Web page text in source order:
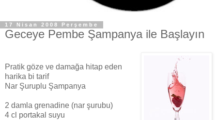
17 Nisan 2008 Perşembe
Geceye Pembe Şampanya ile Başlayın
Pratik göze ve damağa hitap eden
harika bi tarif
Nar Şuruplu Şampanya
2 damla grenadine (nar şurubu)
4 cl portakal suyu